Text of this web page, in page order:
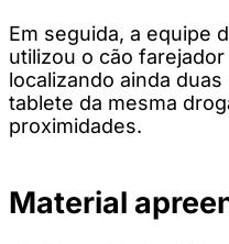
Em seguida, a equipe
utilizou o cão
localizando ainda
tablete da mesma
proximidades.
Material